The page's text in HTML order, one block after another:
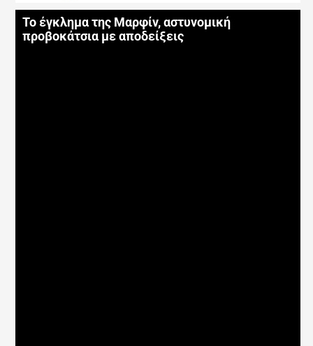
Το έγκλημα της Μαρφίν, αστυνομική
προβοκάτσια με αποδείξεις